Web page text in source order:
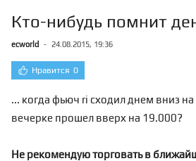
Кто-нибудь помнит
ecworld - 24.08.2015, 19:36
Нравится 0
... когда фьюч ri сходил днем вниз
вечерке прошел вверх на 19.000?
Не рекомендую торговать в